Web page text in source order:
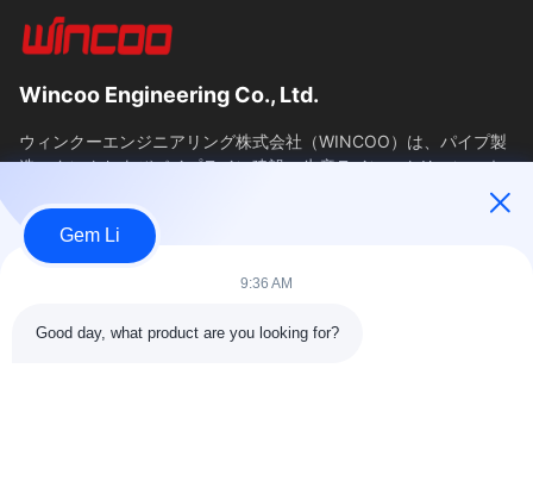
Wincoo Engineering Co., Ltd.
ウィンクーエンジニアリング株式会社（WINCOO）は、パイプ製
造、タンクおよびパイプライン建設、生産ライン、クリーンエネ
ルギープロジェクトのクライアント向けに、カスタマイズされた
ソリューションと機器を提供することに特化しています。当社
は、工具、機械、特殊商品の迅速な供給を保証し、中国における
調...
ホーム
製品
Gem Li
9:36 AM
Good day, what product are you looking for?